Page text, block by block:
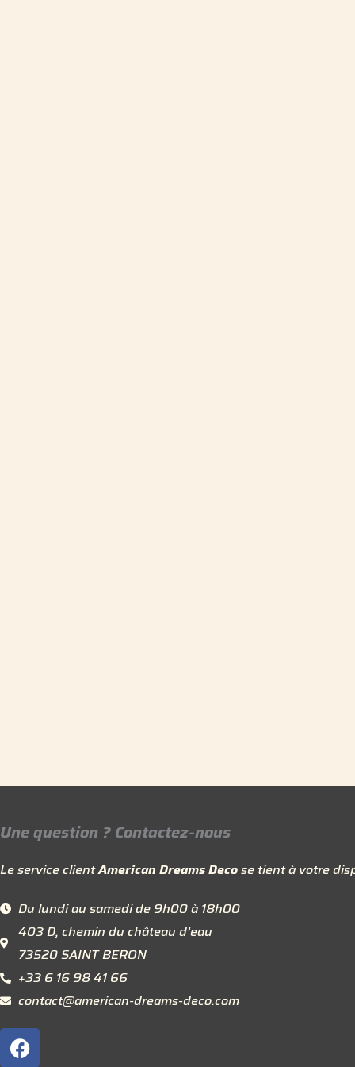
Une question ? Contactez-nous
Le service clientAmerican Dreams Decose tient à votre
Du lundi au samedi de 9h00 à 18h00
403 D, chemin du château d’eau
73520 SAINT BERON
+33 6 16 98 41 66
contact@american-dreams-deco.com
F
a